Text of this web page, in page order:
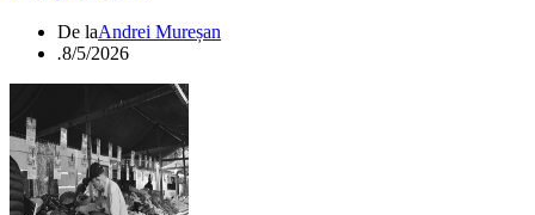
De laAndrei Mureșan
.8/5/2026